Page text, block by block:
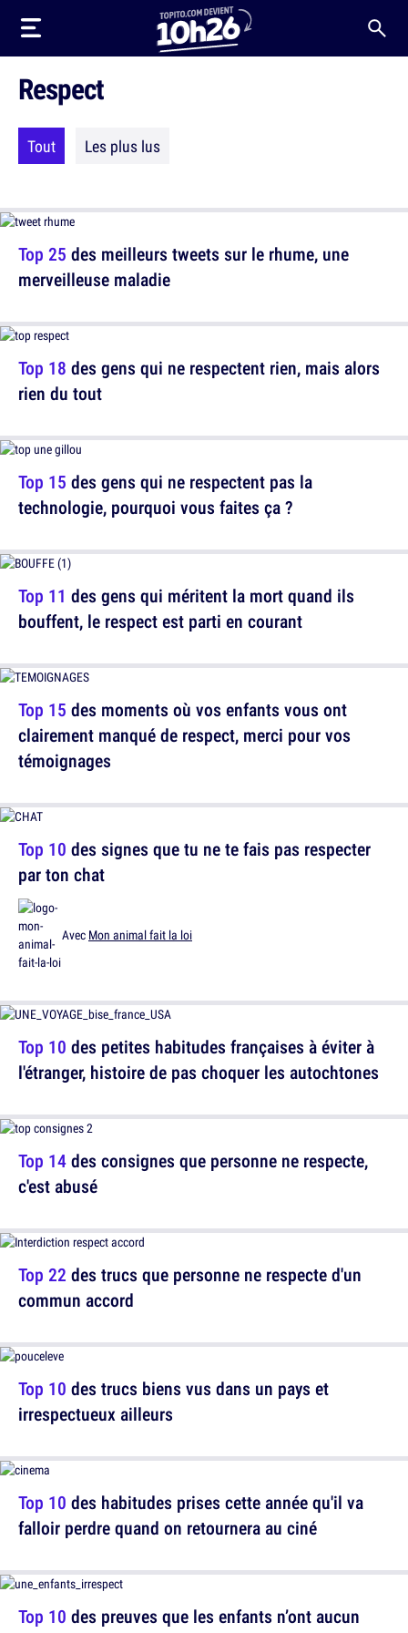
Respect
Tout Les plus lus
Top 25 des meilleurs tweets sur le rhume, une
merveilleuse maladie
Top 18 des gens qui ne respectent rien, mais alors
rien du tout
Top 11 des gens qui méritent la mort quand ils
bouffent, le respect est parti en courant
Top 10 des signes que tu ne te fais pas respecter
par ton chat
Avec Mon animal fait la loi
Top 14des consignes que personne ne respecte,
c'est abusé
Top 10 des trucs biens vus dans un pays et
irrespectueux ailleurs
Top 10 des preuves que les enfants n’ont aucun
Top 15 des gens qui ne respectent pas la
technologie, pourquoi vous faites ça ?
Top 15 des moments où vos enfants vous ont
clairement manqué de respect, merci pour vos
témoignages
Top 10 des petites habitudes françaises à éviter à
l'étranger, histoire de pas choquer les autochtones
Top 22 des trucs que personne ne respecte d'un
commun accord
Top 10 des habitudes prises cette année qu'il va
falloir perdre quand on retournera au ciné